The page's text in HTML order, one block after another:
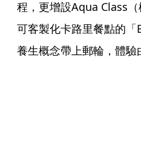
程，更增設Aqua Class（
可客製化卡路里餐點的
養生概念帶上郵輪，體驗